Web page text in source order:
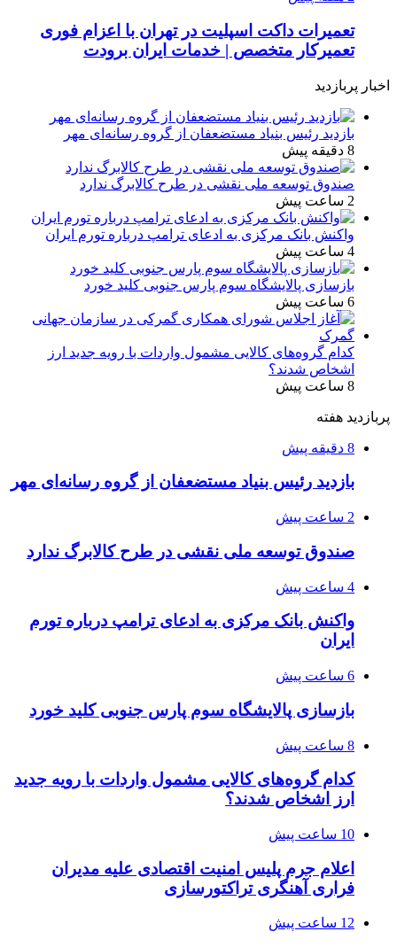
تعمیرات داکت اسپلیت در تهران با اعزام فوری
تعمیرکار متخصص | خدمات ایران برودت
اخبار پربازدید
بازدید رئیس بنیاد مستضعفان از گروه رسانه‌ای مهر
8 دقیقه پیش
صندوق توسعه ملی نقشی در طرح کالابرگ ندارد
2 ساعت پیش
واکنش بانک مرکزی به ادعای ترامپ درباره تورم ایران
4 ساعت پیش
بازسازی پالایشگاه سوم پارس جنوبی کلید خورد
6 ساعت پیش
کدام گروه‌های کالایی مشمول واردات با رویه جدید ارز
اشخاص شدند؟
8 ساعت پیش
پربازدید هفته
8 دقیقه پیش
بازدید رئیس بنیاد مستضعفان از گروه رسانه‌ای مهر
2 ساعت پیش
صندوق توسعه ملی نقشی در طرح کالابرگ ندارد
4 ساعت پیش
واکنش بانک مرکزی به ادعای ترامپ درباره تورم
ایران
6 ساعت پیش
بازسازی پالایشگاه سوم پارس جنوبی کلید خورد
8 ساعت پیش
کدام گروه‌های کالایی مشمول واردات با رویه جدید
ارز اشخاص شدند؟
10 ساعت پیش
اعلام جرم پلیس امنیت اقتصادی علیه مدیران
فراری آهنگری تراکتورسازی
12 ساعت پیش